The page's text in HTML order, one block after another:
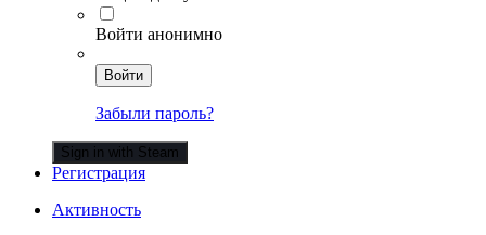
Войти анонимно
Войти
Забыли пароль?
Sign in with Steam
Регистрация
Активность